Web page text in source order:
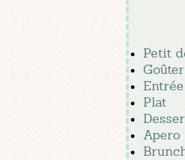
Petit
Goûter
Entrée
Plat
Apero